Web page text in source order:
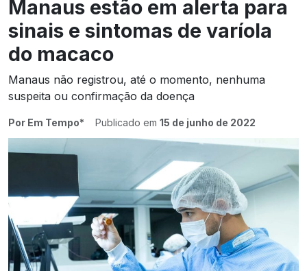
Manaus estão em alerta para
sinais e sintomas de varíola
do macaco
Manaus não registrou, até o momento, nenhuma
suspeita ou confirmação da doença
Por Em Tempo* Publicado em 15 de junho de 2022